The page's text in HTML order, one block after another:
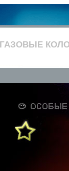
ГАЗОВЫЕ